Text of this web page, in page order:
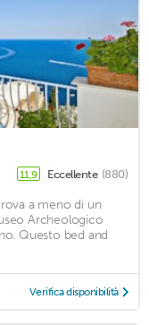
11,9 Eccellente (880)
a meno di un
Archeologico
Questo bed and
Verifica disponibilità